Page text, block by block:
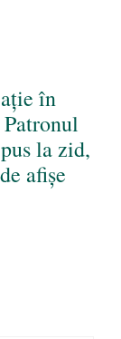
în
la zid,
afișe